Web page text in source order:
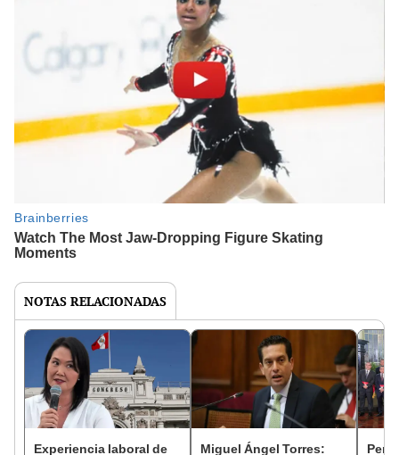
NOTAS RELACIONADAS
Experiencia laboral de
Miguel Ángel Torres: